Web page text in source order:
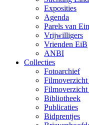
Exposities
Agenda
Parels van
Vrijwilligers
Vrienden EiB
ANBI
Collecties
Fotoarchief
Bibliotheek
Publicaties
Bidprentjes